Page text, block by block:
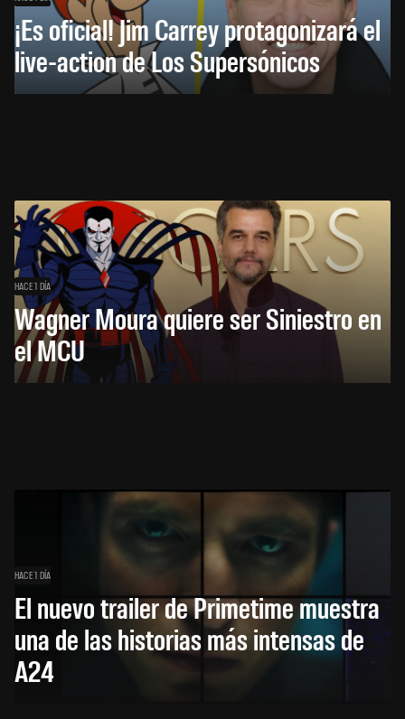
¡Es oficial! Jim Carrey protagonizará el
live-action de Los Supersónicos
HACE 1 DÍA
Wagner Moura quiere ser Siniestro en
el MCU
HACE 1 DÍA
El nuevo trailer de Primetime muestra
una de las historias más intensas de
A24